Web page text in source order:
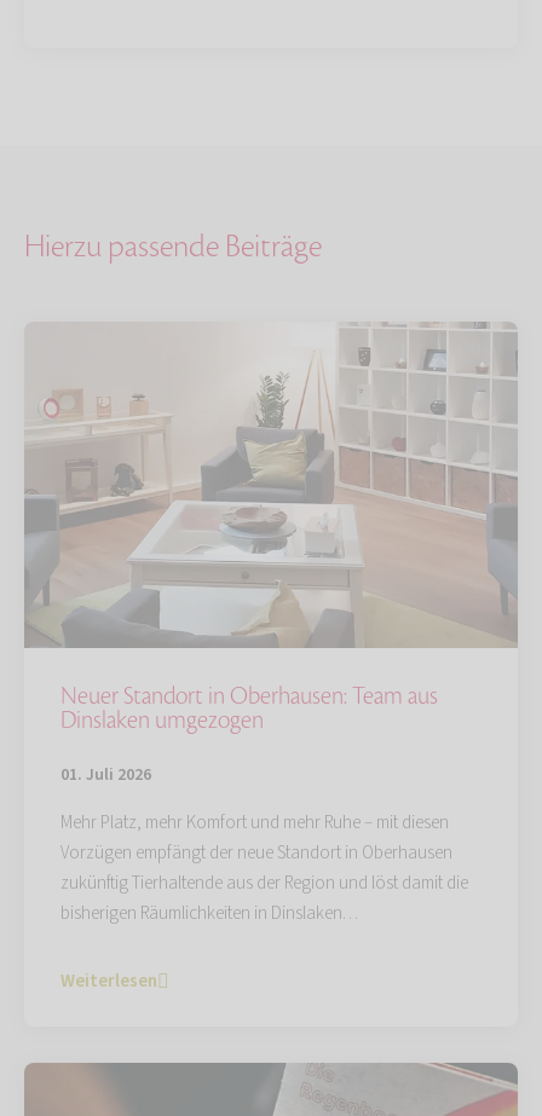
Hierzu passende Beiträge
Neuer Standort in Oberhausen: Team aus
Dinslaken umgezogen
01. Juli 2026
Mehr Platz, mehr Komfort und mehr Ruhe – mit diesen
Vorzügen empfängt der neue Standort in Oberhausen
zukünftig Tierhaltende aus der Region und löst damit die
bisherigen Räumlichkeiten in Dinslaken…
Weiterlesen